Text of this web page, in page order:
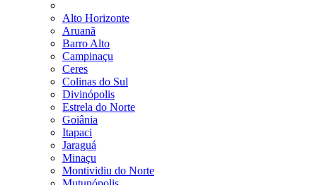
Alto Horizonte
Aruanã
Barro Alto
Campinaçu
Ceres
Colinas do Sul
Divinópolis
Estrela do Norte
Goiânia
Itapaci
Jaraguá
Minaçu
Montividiu do Norte